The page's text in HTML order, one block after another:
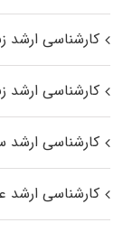
کارشناسی ارشد
کارشناسی ارشد
کارشناسی ارشد
کارشناسی ارشد